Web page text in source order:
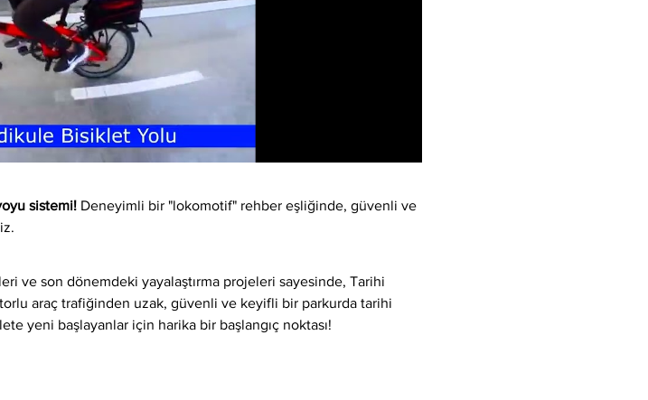
sistemi! Deneyimli bir "lokomotif" rehber eşliğinde, güvenli ve
ve son dönemdeki yayalaştırma projeleri sayesinde, Tarihi
araç trafiğinden uzak, güvenli ve keyifli bir parkurda tarihi
yeni başlayanlar için harika bir başlangıç noktası!